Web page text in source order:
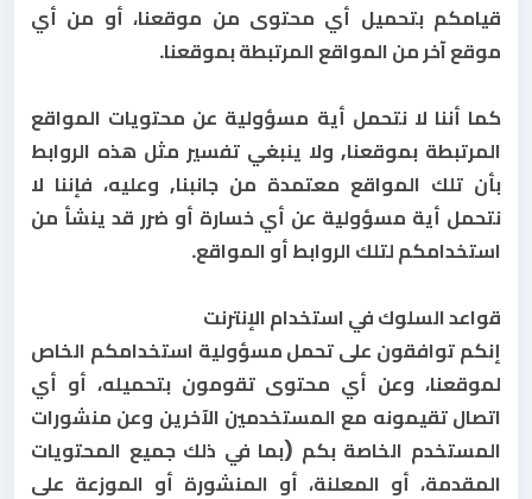
قيامكم بتحميل أي محتوى من موقعنا، أو من أي
موقع آخر من المواقع المرتبطة بموقعنا.
كما أننا لا نتحمل أية مسؤولية عن محتويات المواقع
المرتبطة بموقعنا, ولا ينبغي تفسير مثل هذه الروابط
بأن تلك المواقع معتمدة من جانبنا, وعليه، فإننا لا
نتحمل أية مسؤولية عن أي خسارة أو ضرر قد ينشأ من
استخدامكم لتلك الروابط أو المواقع.
قواعد السلوك في استخدام الإنترنت
إنكم توافقون على تحمل مسؤولية استخدامكم الخاص
لموقعنا، وعن أي محتوى تقومون بتحميله، أو أي
اتصال تقيمونه مع المستخدمين الآخرين وعن منشورات
المستخدم الخاصة بكم (بما في ذلك جميع المحتويات
المقدمة، أو المعلنة، أو المنشورة أو الموزعة على